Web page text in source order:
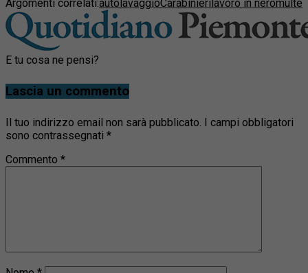
Argomenti correlati:autolavaggioCarabinierilavoro in neromulte
E tu cosa ne pensi?
Lascia un commento
Il tuo indirizzo email non sarà pubblicato. I campi obbligatori
sono contrassegnati *
Commento *